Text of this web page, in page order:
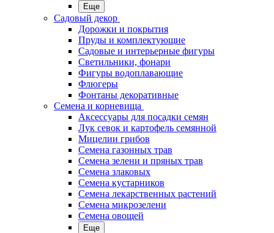
Еще
Садовый декор
Дорожки и покрытия
Пруды и комплектующие
Садовые и интерьерные фигуры
Светильники, фонари
Фигуры водоплавающие
Флюгеры
Фонтаны декоративные
Семена и корневища
Аксессуары для посадки семян
Лук севок и картофель семянной
Мицелии грибов
Семена газонных трав
Семена зелени и пряных трав
Семена злаковых
Семена кустарников
Семена лекарственных растений
Семена микрозелени
Семена овощей
Еще